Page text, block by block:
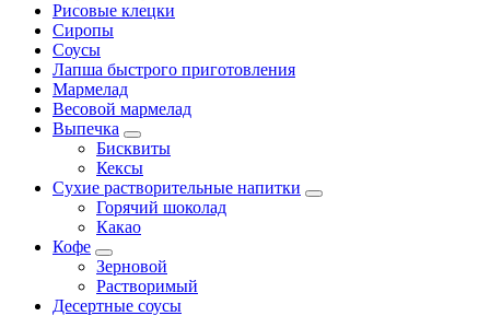
Рисовые клецки
Сиропы
Соусы
Лапша быстрого приготовления
Мармелад
Весовой мармелад
Выпечка
Бисквиты
Кексы
Сухие растворительные напитки
Горячий шоколад
Какао
Кофе
Зерновой
Растворимый
Десертные соусы